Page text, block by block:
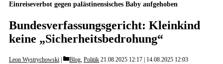
Einreiseverbot gegen palästinensisches Baby aufgehoben
Bundesverfassungsgericht: Kleinkind
keine „Sicherheitsbedrohung“
Leon Wystrychowski Categories
Blog, Politik 21.08.2025 12:17 14.08.2025 12:03